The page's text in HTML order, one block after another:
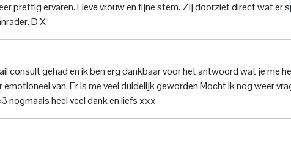
prettig ervaren. Lieve vrouw en fijne stem. Zij doorziet direct wat er
D X
consult gehad en ik ben erg dankbaar voor het antwoord wat je me
van. Er is me veel duidelijk geworden Mocht ik nog weer
nogmaals heel veel dank en liefs xxx